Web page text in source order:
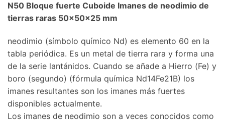
N50 Bloque fuerte Cuboide Imanes de neodimio de
tierras raras 50x50x25 mm
neodimio (símbolo químico Nd) es elemento 60 en la
tabla periódica. Es un metal de tierra rara y forma una
de la serie lantánidos. Cuando se añade a Hierro (Fe) y
boro (segundo) (fórmula química Nd14Fe21B) los
imanes resultantes son los imanes más fuertes
disponibles actualmente.
Los imanes de neodimio son a veces conocidos como